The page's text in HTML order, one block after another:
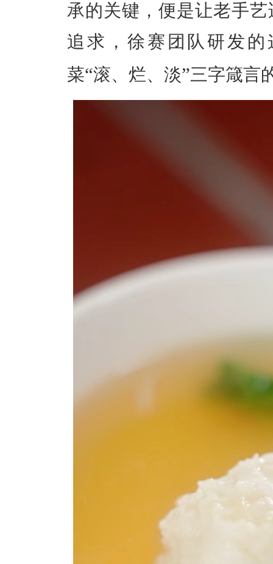
承的关键，便是让老手
追求，徐赛团队研发
菜“滚、烂、淡”三字箴言